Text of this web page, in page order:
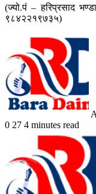
(ज्यो.पं – हरिप्रसाद
९८४२२१९७३५)
0 27 4 minutes read